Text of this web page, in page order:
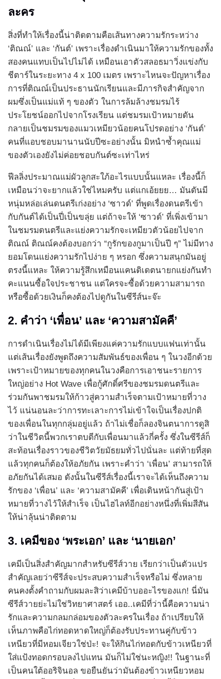
ละคร
สิ่งที่ทำให้เรื่องนี้น่าติดตามคือเส้นทางความรักระหว่าง
‘ติณณ์’ และ ‘กันต์’ เพราะเรื่องดำเนินมาให้ความรักของทั้ง
สองคนแทบเป็นไปไม่ได้ เหมือนเอาตัวสลอธมาวิ่งแข่งกับ
ชีตาร์ในระยะทาง 4 x 100 เมตร เพราะไหนจะปัญหาเรื่อง
การที่ติณณ์เป็นประธานนักเรียนและมีภารกิจสำคัญจาก
ผมซึ่งเป็นแม่แท้ ๆ ของตัว ในการล้มล้างชมรมไร้
ประโยชน์ออกไปจากโรงเรียน แต่ชมรมเป้าหมายดัน
กลายเป็นชมรมของแมวเหมียวน้อยคนโปรดอย่าง ‘กันต์’
คนที่แอบชอบมานานนับปีซะอย่างนั้น มิหนำซ้ำคุณแม่
ของตัวเองยังไม่ค่อยชอบกันต์ซะเท่าไหร่
ฟีลลิ่งประมาณแม่ผัวลูกสะใภ้อะไรแบบนั้นแหละ เรื่องนี้ก็
เหมือนว่าจะยากแล้วใช่ไหมครับ แต่แกเอ้ยยย… มันดันมี
หนุ่มหล่อเล่นดนตรีเก่งอย่าง ‘ซาวด์’ ที่พูดเรื่องดนตรีเข้า
กับกันต์ได้เป็นปี่เป็นขลุ่ย แต่ถ้าจะให้ ‘ซาวด์’ ที่เพิ่งเข้ามา
ในชมรมดนตรีและแย่งความรักจะเหมียวตัวน้อยไปจาก
ติณณ์ ติณณ์คงต้องบอกว่า “กูรักของกูมาเป็นปี ๆ” ไม่มีทาง
ยอมโดนแย่งความรักไปง่าย ๆ หรอก ซึ่งความสนุกมันอยู่
ตรงนี้แหละ ให้ความรู้สึกเหมือนแคนดิเดตนายกแย่งกันทำ
คะแนนซื้อใจประชาชน แต่ใครจะซื้อด้วยความสามารถ
หรือซื้อด้วยเงินก็คงต้องไปดูกันในซีรีส์นะจ๊ะ
2. คำว่า ‘เพื่อน’ และ ‘ความสามัคคี’
การดำเนินเรื่องไม่ได้มีเพียงแค่ความรักแบบแฟนเท่านั้น
แต่เส้นเรื่องยังพูดถึงความสัมพันธ์ของเพื่อน ๆ ในวงอีกด้วย
เพราะเป้าหมายของทุกคนในวงคือการเอาชนะรายการ
ใหญ่อย่าง Hot Wave เพื่อกู้ศักดิ์ศรีของชมรมดนตรีและ
ร่วมกันพาชมรมให้ก้าวสู่ความสำเร็จตามเป้าหมายที่วาง
ไว้ แน่นอนละว่าการทะเลาะการไม่เข้าใจเป็นเรื่องปกติ
ของเพื่อนในทุกกลุ่มอยู่แล้ว ถ้าไม่เชื่อก็ลองจินตนาการดูสิ
ว่าในชีวิตนี้พวกเราตบตีกับเพื่อนมาแล้วกี่ครั้ง ซึ่งในซีรีส์ก็
สะท้อนเรื่องราวของชีวิตวัยมัธยมทั่วไปนั่นละ แต่ท้ายที่สุด
แล้วทุกคนก็ต้องให้อภัยกัน เพราะคำว่า ‘เพื่อน’ สามารถให้
อภัยกันได้เสมอ ดังนั้นในซีรีส์เรื่องนี้เราจะได้เห็นถึงความ
รักของ ‘เพื่อน’ และ ‘ความสามัคคี’ เพื่อเดินหน้ากันสู่เป้า
หมายที่วางไว้ให้สำเร็จ เป็นไฮไลท์อีกอย่างหนึ่งที่เพิ่มสีสัน
ให้น่าลุ้นน่าติดตาม
3. เคมีของ ‘พระเอก’ และ ‘นายเอก’
เคมีเป็นสิ่งสำคัญมากสำหรับซีรีส์วาย เรียกว่าเป็นตัวแปร
สำคัญเลยว่าซีรีส์จะประสบความสำเร็จหรือไม่ ซึ่งหลาย
คนคงตั้งคำถามกับผมละสิว่าเคมีบ้าบออะไรของแก! นี่มัน
ซีรีส์วายย่ะไม่ใช่วิทยาศาสตร์ เออ..เคมีที่ว่านี้คือความน่า
รักและความกลมกล่อมของตัวละครในเรื่อง ถ้าเปรียบให้
เห็นภาพคือไก่ทอดหาดใหญ่ก็ต้องรับประทานคู่กับข้าว
เหนียวที่มีหอมเจียวใช่ป่ะ! จะให้กินไก่ทอดกับข้าวเหนียวที่
ใส่แป้งทอดกรอบลงไปแทน มันก็ไม่ใช่นะหญิง!! ในฐานะที่
เป็นคนใต้ออริจินอล ขอยืนยันว่ามันต้องข้าวเหนียวหอม